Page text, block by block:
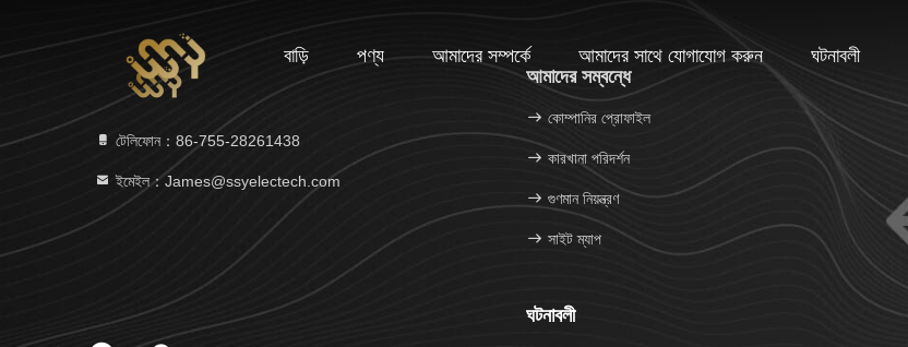
বাড়ি পণ্য আমাদের সম্পর্কে আমাদের সাথে যোগাযোগ করুন ঘটনাবলী
টেলিফোন：86-755-28261438
ইমেইল：James@ssyelectech.com
আমাদের সম্বন্ধে
কোম্পানির প্রোফাইল
কারখানা পরিদর্শন
গুণমান নিয়ন্ত্রণ
সাইট ম্যাপ
ঘটনাবলী